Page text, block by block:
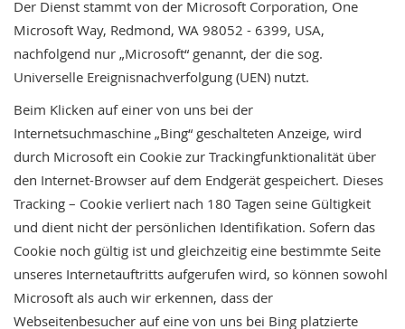
Der Dienst stammt von der Microsoft Corporation, One
Microsoft Way, Redmond, WA 98052 - 6399, USA,
nachfolgend nur „Microsoft“ genannt, der die sog.
Universelle Ereignisnachverfolgung (UEN) nutzt.
Beim Klicken auf einer von uns bei der
Internetsuchmaschine „Bing“ geschalteten Anzeige, wird
durch Microsoft ein Cookie zur Trackingfunktionalität über
den Internet-Browser auf dem Endgerät gespeichert. Dieses
Tracking – Cookie verliert nach 180 Tagen seine Gültigkeit
und dient nicht der persönlichen Identifikation. Sofern das
Cookie noch gültig ist und gleichzeitig eine bestimmte Seite
unseres Internetauftritts aufgerufen wird, so können sowohl
Microsoft als auch wir erkennen, dass der
Webseitenbesucher auf eine von uns bei Bing platzierte